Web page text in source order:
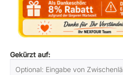
Gekürzt auf: